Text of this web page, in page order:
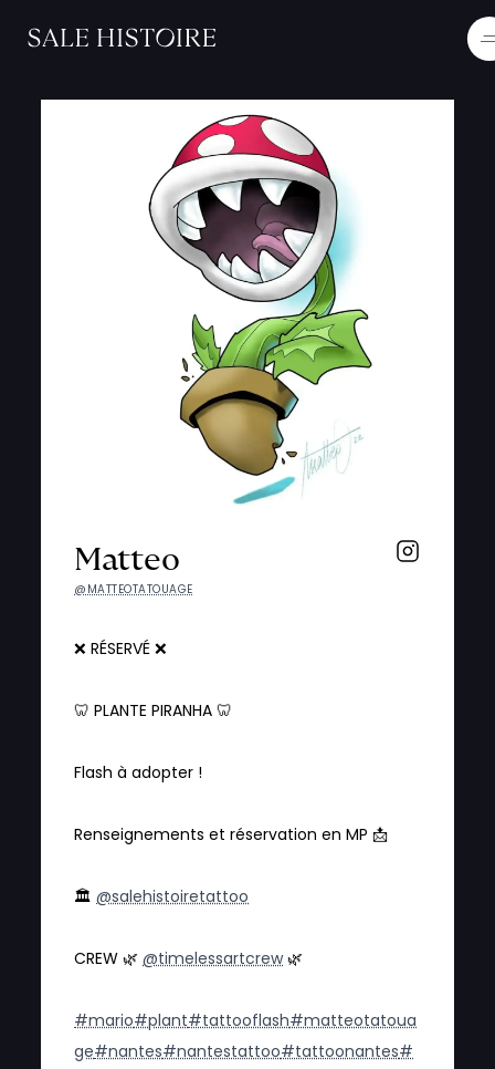
Matteo
@MATTEOTATOUAGE
❌ RÉSERVÉ ❌
🦷 PLANTE PIRANHA 🦷
Flash à adopter !
Renseignements et réservation en MP 📩
🏛@salehistoiretattoo
CREW 🌿@timelessartcrew🌿
#mario#plant#tattooflash#matteotatoua
ge#nantes#nantestattoo#tattoonantes#